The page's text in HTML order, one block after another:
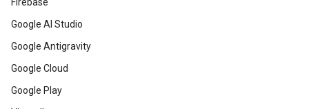
Google AI Studio
Google Antigravity
Google Cloud
Google Play